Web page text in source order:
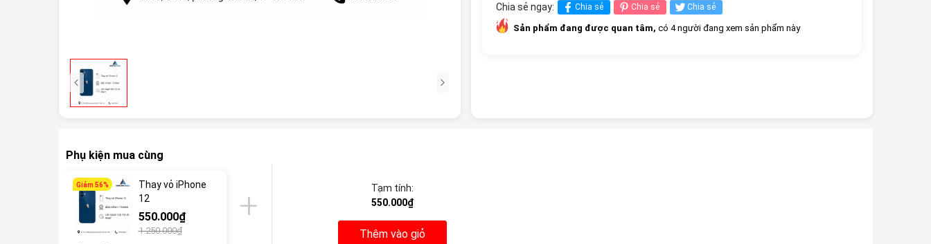
Chia sẻ ngay: Chia sẻ Chia sẻ Chia sẻ
Sản phẩm đang được quan tâm, có 4 người đang xem sản phẩm này
Phụ kiện mua cùng
Giảm 56%
Thay vỏ iPhone
12
550.000₫
1.250.000₫
Tạm tính:
550.000₫
Thêm vào giỏ